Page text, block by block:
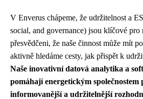
V Enverus chápeme, že udržitelnost a
social, and governance) jsou klíčové pro
přesvědčeni, že naše činnost může mít
aktivně hledáme cesty, jak přispět k
Naše inovativní datová analytika a
pomáhají energetickým společnostem
informovanější a udržitelnější